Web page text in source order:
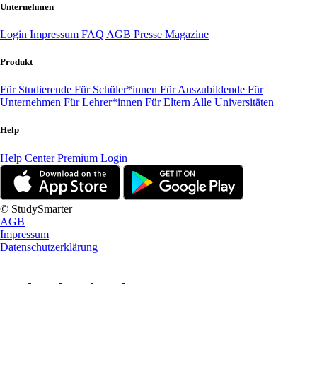
Unternehmen
Login Impressum FAQ AGB Presse Magazine
Produkt
Für Studierende Für Schüler*innen Für Auszubildende Für
Unternehmen Für Lehrer*innen Für Eltern Alle Universitäten
Help
Help CenterPremium Login
© StudySmarter
AGB
Impressum
Datenschutzerklärung